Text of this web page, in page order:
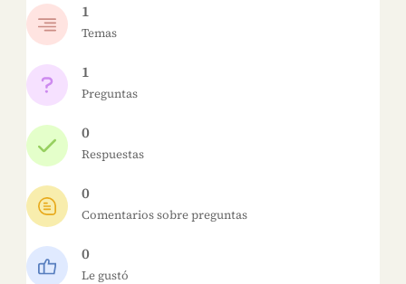
1
Temas
1
Preguntas
0
Respuestas
0
Comentarios sobre preguntas
0
Le gustó